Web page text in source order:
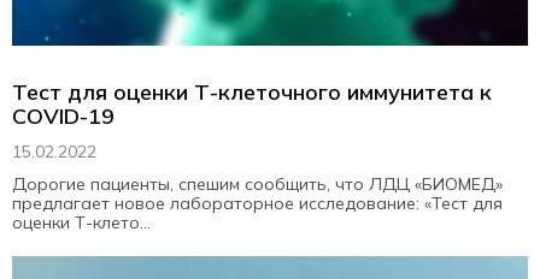
Тест для оценки Т-клеточного иммунитета к
СOVID-19
15.02.2022
Дорогие пациенты, спешим сообщить, что ЛДЦ «БИОМЕД»
предлагает новое лабораторное исследование: «Тест для
оценки Т-клето...